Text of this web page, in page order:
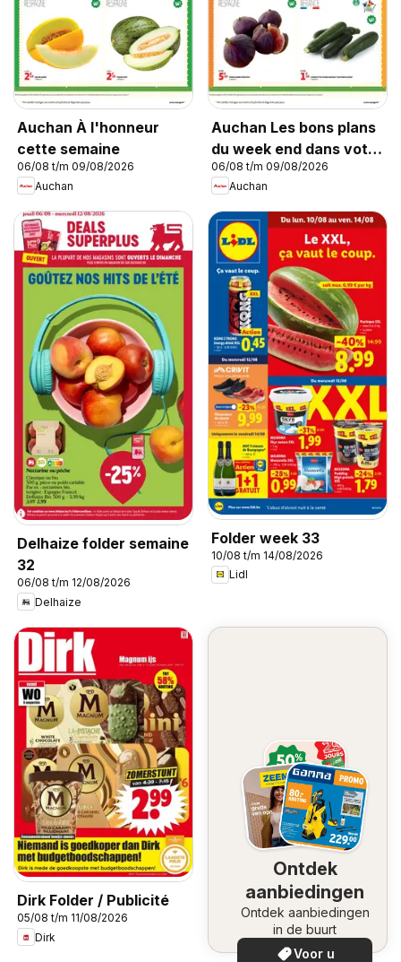
Auchan À l'honneur
cette semaine
06/08 t/m 09/08/2026
Auchan
Auchan Les bons plans
du week end dans votre
super !
06/08 t/m 09/08/2026
Auchan
Delhaize folder semaine
32
06/08 t/m 12/08/2026
Delhaize
Folder week 33
10/08 t/m 14/08/2026
Lidl
Dirk Folder / Publicité
05/08 t/m 11/08/2026
Dirk
Ontdek
aanbiedingen
Ontdek aanbiedingen
in de buurt
Voor u